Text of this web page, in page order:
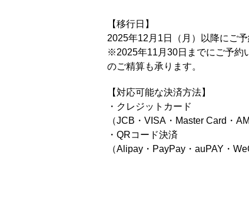
【移行日】
2025年12月1日（月）以降にご
※2025年11月30日までにご予約
のご精算も承ります。
【対応可能な決済方法】
・クレジットカード
（JCB・VISA・Master Card・
・QRコード決済
（Alipay・PayPay・auPAY・